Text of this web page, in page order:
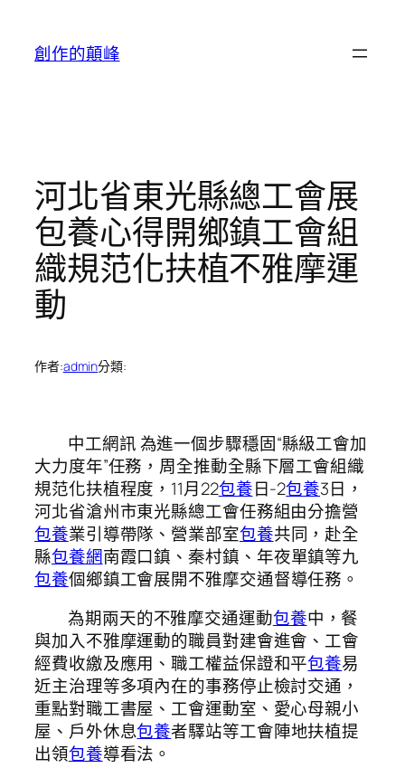
創作的顛峰
河北省東光縣總工會展
包養心得開鄉鎮工會組
織規范化扶植不雅摩運
動
作者:admin分類:
中工網訊 為進一個步驟穩固“縣級工會加
大力度年”任務，周全推動全縣下層工會組織
規范化扶植程度，11月22包養日-2包養3日，
河北省滄州市東光縣總工會任務組由分擔營
包養業引導帶隊、營業部室包養共同，赴全
縣包養網南霞口鎮、秦村鎮、年夜單鎮等九
包養個鄉鎮工會展開不雅摩交通督導任務。
為期兩天的不雅摩交通運動包養中，餐
與加入不雅摩運動的職員對建會進會、工會
經費收繳及應用、職工權益保證和平包養易
近主治理等多項內在的事務停止檢討交通，
重點對職工書屋、工會運動室、愛心母親小
屋、戶外休息包養者驛站等工會陣地扶植提
出領包養導看法。